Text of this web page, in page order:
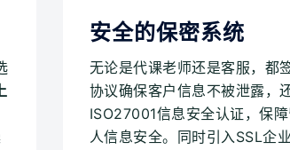
安全的保密系统
无论是代课老师还是客服，都
协议确保客户信息不被泄露，
ISO27001信息安全认证，保
人信息安全。同时引入SSL企